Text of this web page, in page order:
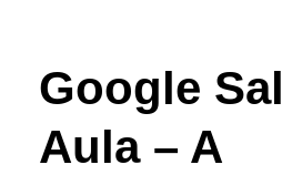
Google
Aula – A